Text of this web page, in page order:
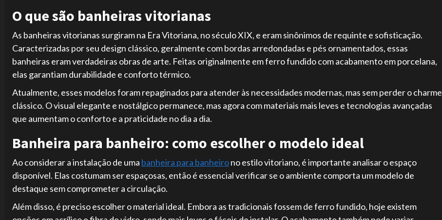
O que são banheiras vitorianas
As banheiras vitorianas surgiram na Era Vitoriana, no século XIX, e eram sinônimos de requinte e sofisticação.
Caracterizadas por seu design clássico, geralmente com bordas arredondadas e pés ornamentados, essas
banheiras eram verdadeiras obras de arte. Feitas originalmente em ferro fundido com acabamento em porcelana,
elas garantiam durabilidade e conforto térmico.
Atualmente, esses modelos foram repaginados para atender às necessidades modernas, mas sem perder o charme
clássico. O visual elegante e nostálgico permanece, mas agora com materiais mais leves e tecnologias avançadas
que aumentam o conforto e a praticidade no dia a dia.
Banheira para banheiro: como escolher o modelo ideal
Ao considerar a instalação de uma banheira para banheirono estilo vitoriano, é importante analisar o espaço
disponível. Elas costumam ser espaçosas, então é essencial verificar se o ambiente comporta um modelo de
destaque sem comprometer a circulação.
Além disso, é preciso escolher o material ideal. Embora as tradicionais fossem de ferro fundido, hoje existem